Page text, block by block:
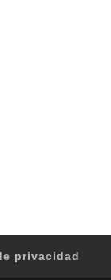
privacidad